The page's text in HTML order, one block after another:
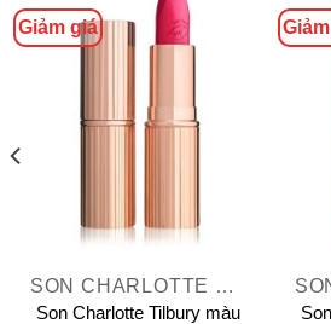
Giảm giá
SON CHARLOTTE TILBURY HOT LIPS
Son Charlotte Tilbury màu